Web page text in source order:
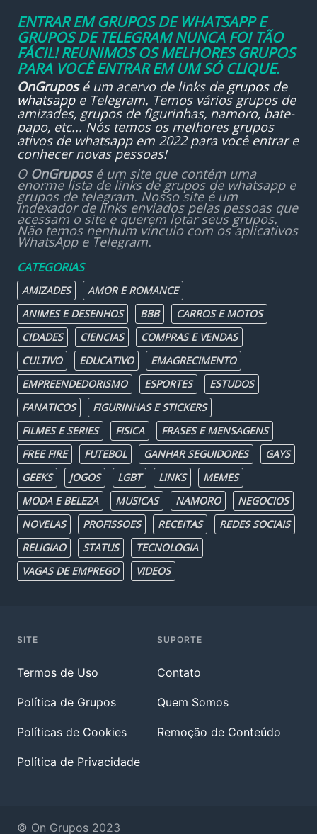
ENTRAR EM GRUPOS DE WHATSAPP E
GRUPOS DE TELEGRAM NUNCA FOI TÃO
FÁCIL! REUNIMOS OS MELHORES GRUPOS
PARA VOCÊ ENTRAR EM UM SÓ CLIQUE.
OnGruposé um acervo de links de grupos de
whatsappe Telegram. Temos vários grupos de
amizades, grupos de figurinhas, namoro, bate-
papo, etc... Nós temos os melhores grupos
ativos de whatsapp em 2022 para você entrar e
conhecer novas pessoas!
O OnGruposé um site que contém uma
enorme lista de links de grupos de whatsapp e
grupos de telegram. Nosso site é um
indexador de links enviados pelas pessoas que
acessam o site e querem lotar seus grupos.
Não temos nenhum vínculo com os aplicativos
WhatsApp e Telegram.
CATEGORIAS
AMIZADES
AMOR E ROMANCE
ANIMES E DESENHOS
BBB
CARROS E MOTOS
CIDADES
CIENCIAS
COMPRAS E VENDAS
CULTIVO
EDUCATIVO
EMAGRECIMENTO
EMPREENDEDORISMO
ESPORTES
ESTUDOS
FANATICOS
FIGURINHAS E STICKERS
FILMES E SERIES
FISICA
FRASES E MENSAGENS
FREE FIRE
FUTEBOL GANHAR SEGUIDORES
GAYS
GEEKS
JOGOS LGBT LINKS
MEMES
MODA E BELEZA
MUSICAS NAMORO
NEGOCIOS
NOVELAS
PROFISSOES RECEITAS
REDES SOCIAIS
RELIGIAO
STATUS
TECNOLOGIA
VAGAS DE EMPREGO
VIDEOS
SITE
Termos de Uso
Política de Grupos
Políticas de Cookies
Política de Privacidade
SUPORTE
Contato
Quem Somos
Remoção de Conteúdo
© On Grupos 2023